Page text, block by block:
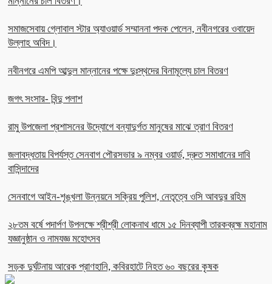
সমাজসেবায় গ্লোবাল স্টার অ্যাওয়ার্ড সম্মাননা পদক পেলেন, নবীনগরের ওবায়েদ
উল্লাহ অবিদ।
নবীনগরে এমপি আব্দুল মান্নানের পক্ষে দুঃস্থদের বিনামূল্যে চাল বিতরণ
জগৎ সংসার- বিন্দু পলাশ
রামু উপজেলা প্রশাসনের উদ্যোগে বন্যাদুর্গত মানুষের মাঝে ত্রাণ বিতরণ
জলাবদ্ধতায় বিপর্যস্ত সেনবাগ পৌরসভার ৯ নম্বর ওয়ার্ড, দ্রুত সমাধানের দাবি
বাসিন্দাদের
সেনবাগে আইন-শৃঙ্খলা উন্নয়নে সক্রিয় পুলিশ, নেতৃত্বে ওসি আবদুর রহিম
২৮তম বর্ষে পদার্পণ উপলক্ষে শ্রীশ্রী লোকনাথ ধামে ১৫ দিনব্যাপী তারকব্রহ্ম মহানাম
যজ্ঞানুষ্ঠান ও নামযজ্ঞ মহোৎসব
সড়ক দুর্ঘটনায় আরেক প্রাণহানি, কবিরহাটে নিহত ৬০ বছরের কৃষক